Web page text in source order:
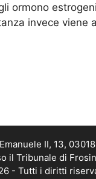
ormono
invece viene
II, 13,
il Tribunale di
- Tutti i diritti